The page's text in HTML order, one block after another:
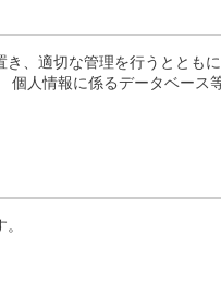
、適切な管理を行うととも
人情報に係るデータベース